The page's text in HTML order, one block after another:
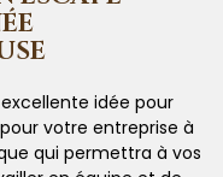
idée pour
votre entreprise à
qui permettra à vos